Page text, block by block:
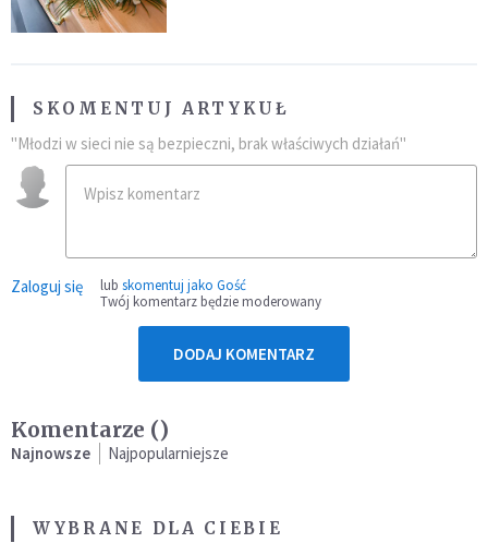
SKOMENTUJ ARTYKUŁ
"Młodzi w sieci nie są bezpieczni, brak właściwych działań"
Zaloguj się lub skomentuj jako Gość
Twój komentarz będzie moderowany
DODAJ KOMENTARZ
Komentarze ()
Najnowsze Najpopularniejsze
WYBRANE DLA CIEBIE